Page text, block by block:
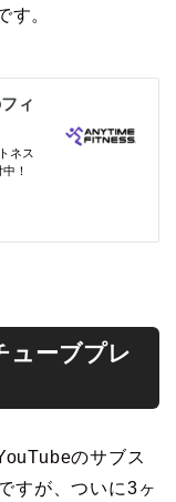
す。
ューブプレ
のサブス
すが、ついに3ヶ